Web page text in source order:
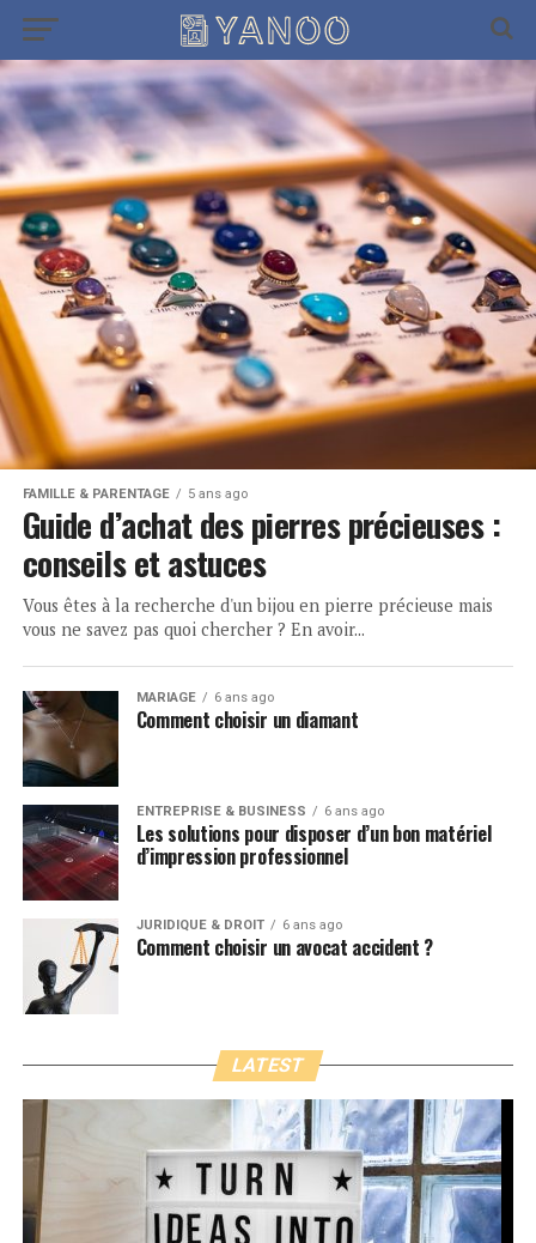
FAMILLE & PARENTAGE 5 ans ago
Guide d’achat des pierres précieuses :
conseils et astuces
Vous êtes à la recherche d'un bijou en pierre précieuse mais
vous ne savez pas quoi chercher ? En avoir...
MARIAGE 6 ans ago
Comment choisir un diamant
ENTREPRISE & BUSINESS 6 ans ago
Les solutions pour disposer d’un bon matériel
d’impression professionnel
JURIDIQUE & DROIT 6 ans ago
Comment choisir un avocat accident ?
LATEST